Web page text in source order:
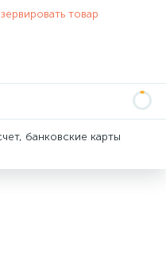
товар
банковские карты